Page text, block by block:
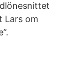
Lars om